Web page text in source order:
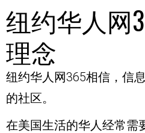
纽约华人网
理念
纽约华人网365相信，信
的社区。
在美国生活的华人经常需